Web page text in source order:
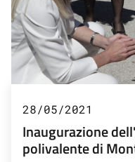
28/05/2021
Inaugurazione
polivalente di